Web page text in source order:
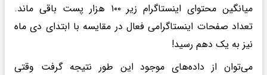
میانگین محتوای اینستاگرام زیر ۱۰۰ هزار پست باقی ماند.
تعداد صفحات اینستاگرامی فعال در مقایسه با ابتدای دی ماه
نیز به یک دهم رسید!
می‌توان از داده‌های موجود این طور نتیجه گرفت وقتی